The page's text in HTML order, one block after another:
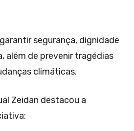
segurança, dignidade
além de prevenir tragédias
climáticas.
Zeidan destacou a